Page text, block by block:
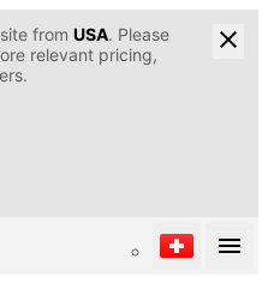
from USA. Please
relevant pricing,